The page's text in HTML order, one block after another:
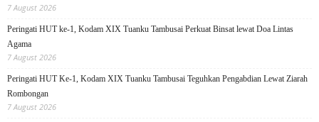
7 August 2026
Peringati HUT ke-1, Kodam XIX Tuanku Tambusai Perkuat Binsat lewat Doa Lintas
Agama
7 August 2026
Peringati HUT Ke-1, Kodam XIX Tuanku Tambusai Teguhkan Pengabdian Lewat Ziarah
Rombongan
7 August 2026